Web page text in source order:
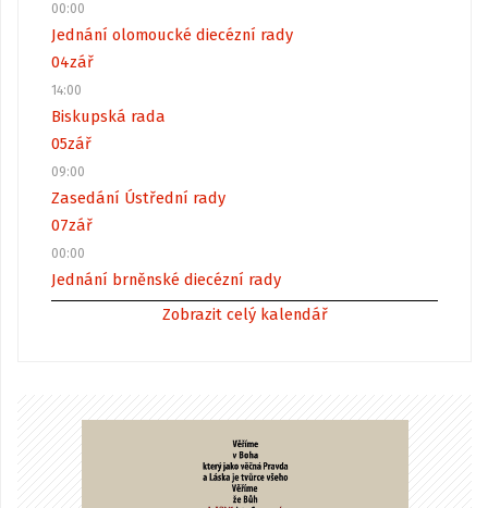
00:00
Jednání olomoucké diecézní rady
04zář
14:00
Biskupská rada
05zář
09:00
Zasedání Ústřední rady
07zář
00:00
Jednání brněnské diecézní rady
Zobrazit celý kalendář